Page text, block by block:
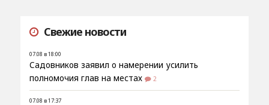
Свежие новости
07.08 в 18:00
Садовников заявил о намерении усилить
полномочия глав на местах
2
07.08 в 17:37